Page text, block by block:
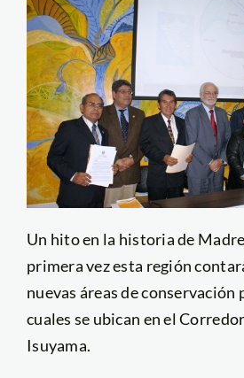
Un hito en la historia de
primera vez esta región
nuevas áreas de conservación
cuales se ubican en el
Isuyama.